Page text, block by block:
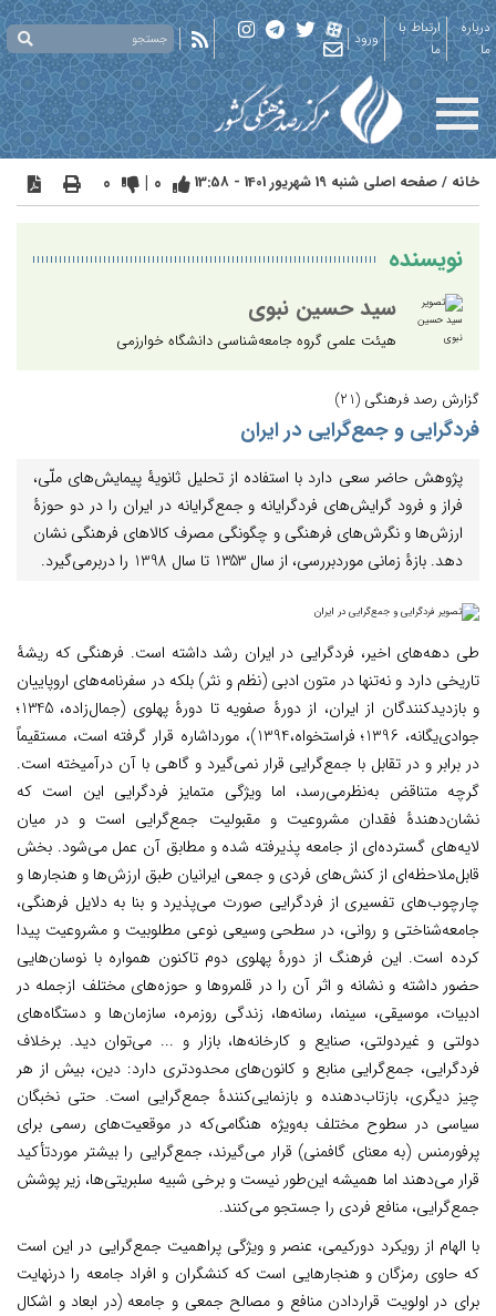
درباره
ما
ارتباط با
ما
ورود
خانه /صفحه اصلی شنبه 19 شهریور 1401 - 13:58
نویسنده
سید حسین نبوی
هیئت علمی گروه جامعه‌شناسی دانشگاه خوارزمی
گزارش رصد فرهنگی (21)
فردگرایی و جمع‌گرایی در ایران
پژوهش حاضر سعی دارد با استفاده از تحلیل ثانویۀ پیمایش‌های ملّی،
فراز و فرود گرایش‌های فردگرایانه و جمع‌گرایانه در ایران را در دو حوزۀ
ارزش‌ها و نگرش‌های فرهنگی و چگونگی مصرف کالاهای فرهنگی نشان
دهد. بازۀ زمانی موردبررسی، از سال 1353 تا سال 1398 را دربرمی‌گیرد.
طی دهه‌های اخیر، فردگرایی در ایران رشد داشته است. فرهنگی که ریشۀ
تاریخی دارد و نه‌تنها در متون ادبی (نظم و نثر) بلکه در سفرنامه‌های اروپاییان
و بازدیدکنندگان از ایران، از دورۀ صفویه تا دورۀ پهلوی (جمال‌زاده، 1345؛
جوادی‌یگانه، 1396؛ فراستخواه،1394)، مورداشاره قرار گرفته است، مستقیماً
در برابر و در تقابل با جمع‌گرایی قرار نمی‌گیرد و گاهی با آن درآمیخته است.
گرچه متناقض به‌نظرمی‌رسد، اما ویژگی متمایز فردگرایی این است که
نشان‌دهندۀ فقدان مشروعیت و مقبولیت جمع‌گرایی است و در میان
لایه‌های گسترده‌ای از جامعه پذیرفته شده و مطابق آن عمل می‌شود. بخش
قابل‌ملاحظه‌ای از کنش‌های فردی و جمعی ایرانیان طبق ارزش‌ها و هنجارها و
چارچوب‌های تفسیری از فردگرایی صورت می‌پذیرد و بنا به دلایل فرهنگی،
جامعه‌شناختی و روانی، در سطحی وسیعی نوعی مطلوبیت و مشروعیت پیدا
کرده است. این فرهنگ از دورۀ پهلوی دوم تاکنون همواره با نوسان‌هایی
حضور داشته و نشانه و اثر آن را در قلمروها و حوزه‌های مختلف ازجمله در
ادبیات، موسیقی، سینما، رسانه‌ها، زندگی روزمره، سازمان‌ها و دستگاه‌های
دولتی و غیردولتی، صنایع و کارخانه‌ها، بازار و ... می‌توان دید. برخلاف
فردگرایی، جمع‌گرایی منابع و کانون‌های محدودتری دارد: دین، بیش از هر
چیز دیگری، بازتاب‌دهنده و بازنمایی‌کنندۀ جمع‌گرایی است. حتی نخبگان
سیاسی در سطوح مختلف به‌ویژه هنگامی‌که در موقعیت‌های رسمی برای
پرفورمنس (به معنای گافمنی) قرار می‌گیرند، جمع‌گرایی را بیشتر موردتأکید
قرار می‌دهند اما همیشه این‌طور نیست و برخی شبیه سلبریتی‌ها، زیر پوشش
جمع‌گرایی، منافع فردی را جستجو می‌کنند.
با الهام از رویکرد دورکیمی، عنصر و ویژگی پراهمیت جمع‌گرایی در این است
که حاوی رمزگان و هنجارهایی است که کنشگران و افراد جامعه را درنهایت
برای در اولویت قراردادن منافع و مصالح جمعی و جامعه (در ابعاد و اشکال